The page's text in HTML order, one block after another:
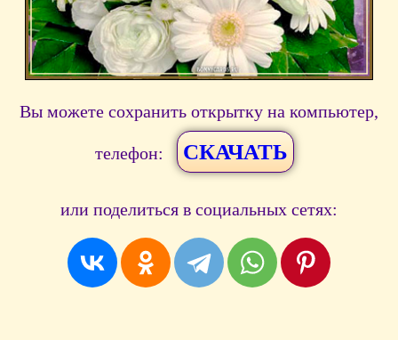
Вы можете сохранить открытку на компьютер,
телефон: СКАЧАТЬ
или поделиться в социальных сетях: